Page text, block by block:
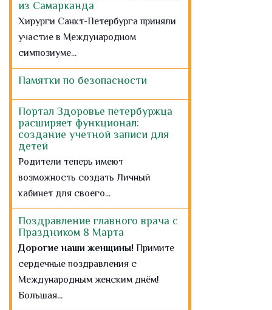
Портал Здоровье петербуржца
расширяет функционал:
создание учетной записи для
детей
Родители теперь имеют
возможность создать Личный
Поздравление главного врача с
Праздником 8 Марта
Дорогие наши женщины!
Примите
сердечные поздравления с
Международным женским днём!
Большая...
Временный избирательный
участок для пациентов СПб
ГБУЗ «Городская больница №
15»
Уважаемые пациенты! В СПб ГБУЗ
«Городская больница № 15» создан
временный...